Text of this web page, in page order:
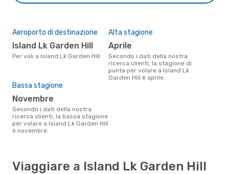
Aeroporto di destinazione
Island Lk Garden Hill
Per voli a Island Lk Garden Hill
Alta stagione
aprile
Secondo i dati della nostra
ricerca clienti, la stagione di
punta per volare a Island Lk
Garden Hill è aprile.
Bassa stagione
novembre
Secondo i dati della nostra
ricerca clienti, la bassa stagione
per volare a Island Lk Garden Hill
è novembre.
Viaggiare a Island Lk Garden Hill